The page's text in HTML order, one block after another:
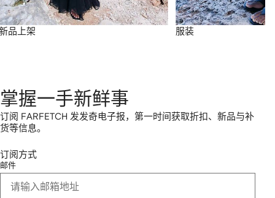
品上架 服装
掌握一手新鲜事
订阅 FARFETCH 发发奇电子报，第一时间获取折扣、新品与补
货等信息。
订阅方式
邮件